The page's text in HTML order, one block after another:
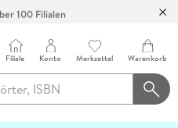
100 Filialen
Filiale Konto Merkzettel Warenkorb